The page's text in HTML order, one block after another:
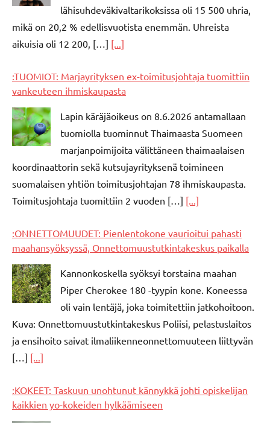
lähisuhdeväkivaltarikoksissa oli 15 500 uhria,
mikä on 20,2 % edellisvuotista enemmän. Uhreista
aikuisia oli 12 200, […] [...]
:TUOMIOT: Marjayrityksen ex-toimitusjohtaja tuomittiin
vankeuteen ihmiskaupasta
Lapin käräjäoikeus on 8.6.2026 antamallaan
tuomiolla tuominnut Thaimaasta Suomeen
marjanpoimijoita välittäneen thaimaalaisen
koordinaattorin sekä kutsujayrityksenä toimineen
suomalaisen yhtiön toimitusjohtajan 78 ihmiskaupasta.
Toimitusjohtaja tuomittiin 2 vuoden […] [...]
:ONNETTOMUUDET: Pienlentokone vaurioitui pahasti
maahansyöksyssä, Onnettomuustutkintakeskus paikalla
Kannonkoskella syöksyi torstaina maahan
Piper Cherokee 180 -tyypin kone. Koneessa
oli vain lentäjä, joka toimitettiin jatkohoitoon.
Kuva: Onnettomuustutkintakeskus Poliisi, pelastuslaitos
ja ensihoito saivat ilmaliikenneonnettomuuteen liittyvän
[…] [...]
:KOKEET: Taskuun unohtunut kännykkä johti opiskelijan
kaikkien yo-kokeiden hylkäämiseen